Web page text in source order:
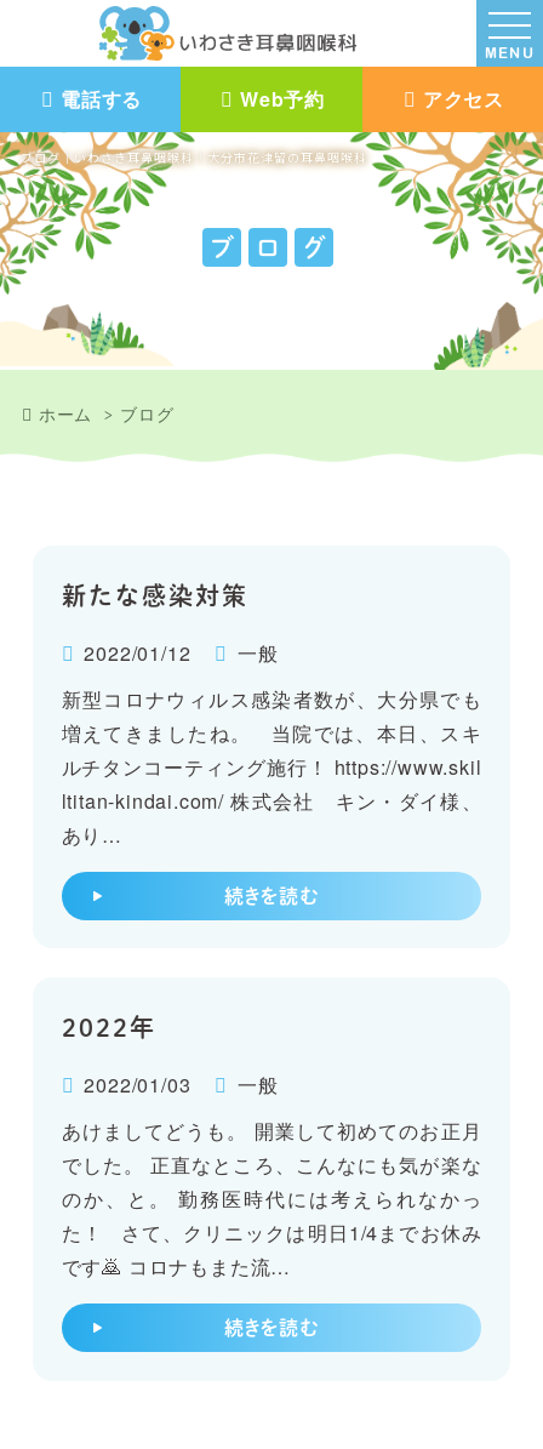
ブログ｜いわさき耳鼻咽喉科｜大分市花津留の耳鼻咽喉科
MENU
電話する Web予約 アクセス
ブ ロ グ
ホーム ブログ
新たな感染対策
2022/01/12
一般
新型コロナウィルス感染者数が、大分県でも
増えてきましたね。 当院では、本日、スキ
ルチタンコーティング施行！ https://www.skil
ltitan-kindai.com/ 株式会社 キン・ダイ様、
あり…
続きを読む
2022年
2022/01/03
一般
あけましてどうも。 開業して初めてのお正月
でした。 正直なところ、こんなにも気が楽な
のか、と。 勤務医時代には考えられなかっ
た！ さて、クリニックは明日1/4までお休み
です🙇 コロナもまた流…
続きを読む